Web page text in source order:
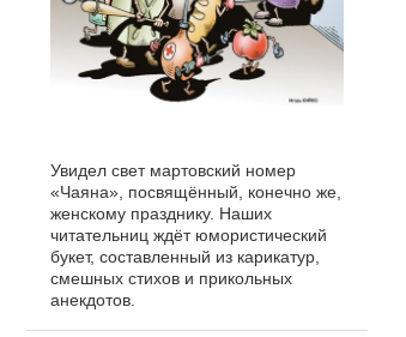
Увидел свет мартовский номер
«Чаяна», посвящённый, конечно же,
женскому празднику. Наших
читательниц ждёт юмористический
букет, составленный из карикатур,
смешных стихов и прикольных
анекдотов.